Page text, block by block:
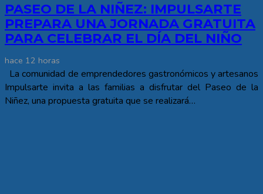
PASEO DE LA NIÑEZ: IMPULSARTE
PREPARA UNA JORNADA GRATUITA
PARA CELEBRAR EL DÍA DEL NIÑO
hace 12 horas
La comunidad de emprendedores gastronómicos y artesanos
Impulsarte invita a las familias a disfrutar del Paseo de la
Niñez, una propuesta gratuita que se realizará…